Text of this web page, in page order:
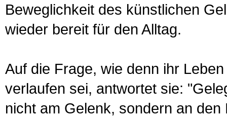
Beweg­lichkeit des künstlichen
wieder bereit für den Alltag.
Auf die Frage, wie denn ihr
verlaufen sei, antwortet sie:
nicht am Gelenk, sondern an